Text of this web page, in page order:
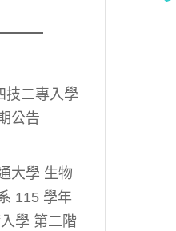
技二專入學
公告
大學 生物
115 學年
學 第二階